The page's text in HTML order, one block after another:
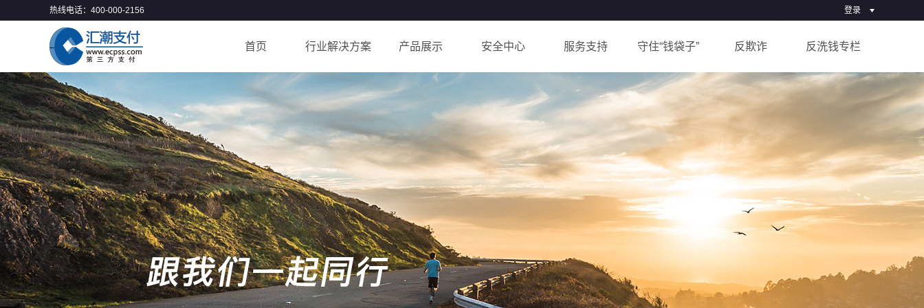
热线电话：400-000-2156 登录
一麻袋登录
反洗钱专栏
反欺诈
守住“钱袋子”
服务支持
安全中心
产品展示
行业解决方案
首页